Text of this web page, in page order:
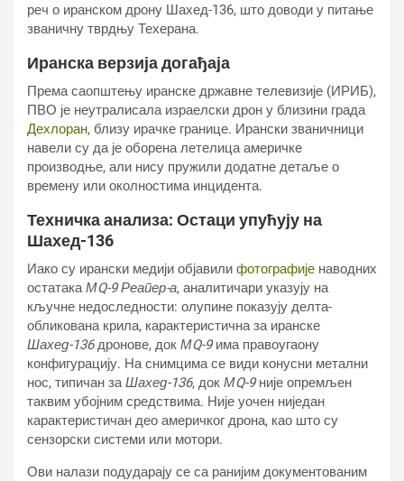
реч о иранском дрону Шахед-136, што доводи у питање
званичну тврдњу Техерана.
Иранска верзија догађаја
Према саопштењу иранске државне телевизије (ИРИБ),
ПВО је неутралисала израелски дрон у близини града
Дехлоран, близу ирачке границе. Ирански званичници
навели су да је оборена летелица америчке
производње, али нису пружили додатне детаље о
времену или околностима инцидента.
Техничка анализа: Остаци упућују на
Шахед-136
Иако су ирански медији објавили фотографије наводних
остатакаМQ-9 Реапер-а, аналитичари указују на
кључне недоследности: олупине показују делта-
обликована крила, карактеристична за иранске
Шахед-136дронове, док МQ-9има правоугаону
конфигурацију. На снимцима се види конусни метални
нос, типичан заШахед-136, док МQ-9није опремљен
таквим убојним средствима. Није уочен ниједан
карактеристичан део америчког дрона, као што су
сензорски системи или мотори.
Ови налази подударају се са ранијим документованим